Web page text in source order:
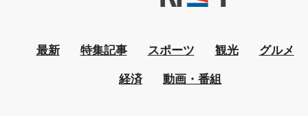
最新 特集記事 スポーツ 観光 グルメ
経済 動画・番組